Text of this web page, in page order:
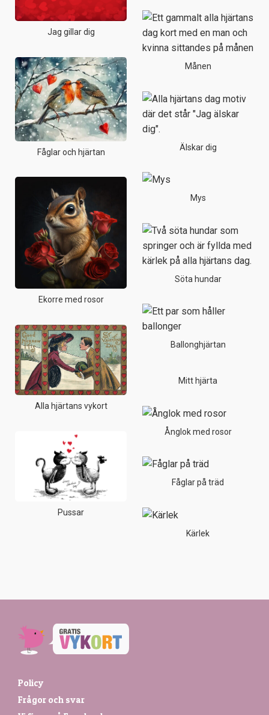
Jag gillar dig
Fåglar och hjärtan
Ekorre med rosor
Alla hjärtans vykort
Pussar
Månen
Älskar dig
Mys
Söta hundar
Ballonghjärtan
Mitt hjärta
Ånglok med rosor
Fåglar på träd
Kärlek
Policy
Frågor och svar